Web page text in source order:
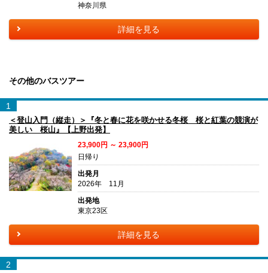
神奈川県
詳細を見る
その他のバスツアー
1
＜登山入門（縦走）＞『冬と春に花を咲かせる冬桜 桜と紅葉の競演が
美しい 桜山』【上野出発】
23,900円 ～ 23,900円
日帰り
出発月
2026年 11月
出発地
東京23区
詳細を見る
2